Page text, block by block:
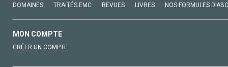
DOMAINES TRAITÉS EMC REVUES LIVRES NOS FORMULES
MON COMPTE
CRÉER UN COMPTE